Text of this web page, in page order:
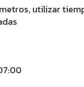
utilizar